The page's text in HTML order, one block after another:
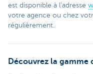
est disponible à l'adresse
votre agence ou chez
régulièrement.​
Découvrez la gamme